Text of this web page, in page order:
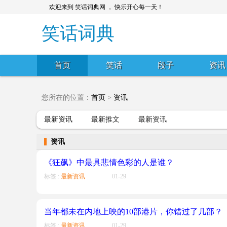
欢迎来到 笑话词典网 ， 快乐开心每一天！
笑话词典
首页 笑话 段子 资讯
您所在的位置： 首页 > 资讯
最新资讯 最新推文 最新资讯
资讯
《狂飙》中最具悲情色彩的人是谁？
标签 : 最新资讯 01-29
当年都未在内地上映的10部港片，你错过了几部？
标签 : 最新资讯 01-29